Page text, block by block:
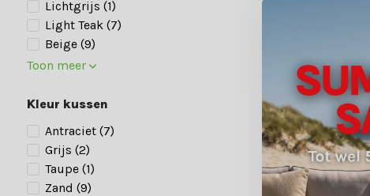
Lichtgrijs (1)
Light Teak (7)
Beige (9)
Toon meer
Kleur kussen
Antraciet (7)
Grijs (2)
Taupe (1)
Zand (9)